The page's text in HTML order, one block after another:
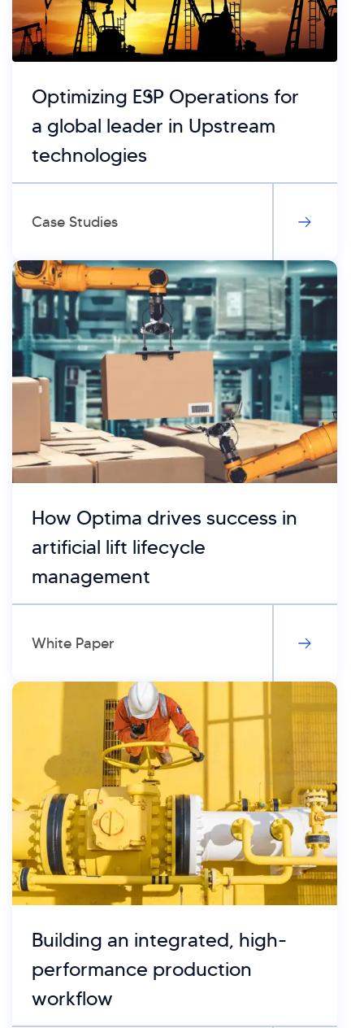
Optimizing ESP Operations for
a global leader in Upstream
technologies
Case Studies
How Optima drives success in
artificial lift lifecycle
management
White Paper
Building an integrated, high-
performance production
workflow